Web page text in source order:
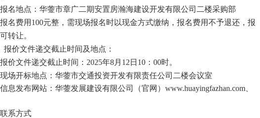
名地点：华蓥市章广二期安置房瀚海建设开发有限公司二楼采购部
名费用100元整，需现场报名时以现金方式缴纳，报名费用不予退还，报
转让。
报价文件递交截止时间及地点：
价文件递交截止时间：2025年8月12日10：00时。
场开标地点：华蓥市交通投资开发有限责任公司二楼会议室
息发布网站：华蓥发展建设有限公司（官网）www.huayingfazhan.com、
系方式